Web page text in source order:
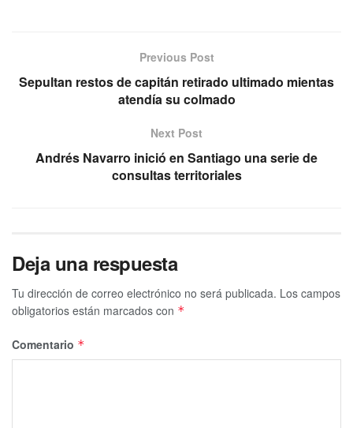
Previous Post
Sepultan restos de capitán retirado ultimado mientas
atendía su colmado
Next Post
Andrés Navarro inició en Santiago una serie de
consultas territoriales
Deja una respuesta
Tu dirección de correo electrónico no será publicada. Los campos
obligatorios están marcados con *
Comentario *